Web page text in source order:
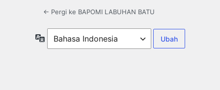
← Pergi ke BAPOMI LABUHAN BATU
Bahasa